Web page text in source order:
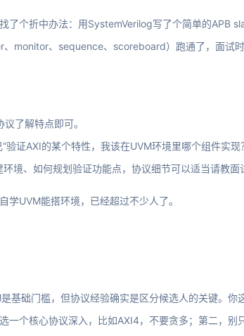
了个折中办法：用SystemVerilog写了个简单的APB
monitor、sequence、scoreboard）跑通了，面试
了解特点即可。
验证AXI的某个特性，我该在UVM环境里哪个组件实现
境、如何规划验证功能点，协议细节可以适当请教面
学UVM能搭环境，已经超过不少人了。
基础门槛，但协议经验确实是区分候选人的关键。你
一个核心协议深入，比如AXI4，不要贪多；第二，别